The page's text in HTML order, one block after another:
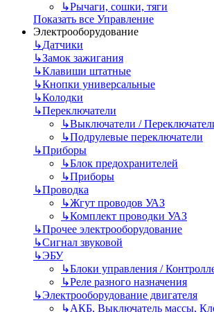
↳Рычаги, сошки, тяги
Показать все Управление
Электрооборудование
↳Датчики
↳Замок зажигания
↳Клавиши штатные
↳Кнопки универсальные
↳Колодки
↳Переключатели
↳Выключатели /
↳Подрулевые переключатели
↳Приборы
↳Блок предохранителей
↳Приборы
↳Проводка
↳Жгут проводов УАЗ
↳Комплект проводки УАЗ
↳Прочее электрооборудование
↳Сигнал звуковой
↳ЭБУ
↳Блоки управления /
↳Реле разного назначения
↳Электрооборудование двигателя
↳АКБ, Выключатель массы,